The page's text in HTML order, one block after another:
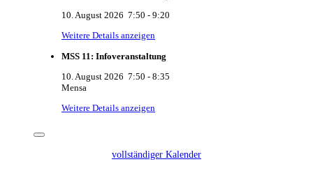
10. August 2026 7:50 - 9:20
Weitere Details anzeigen
MSS 11: Infoveranstaltung
10. August 2026 7:50 - 8:35
Mensa
Weitere Details anzeigen
vollständiger Kalender